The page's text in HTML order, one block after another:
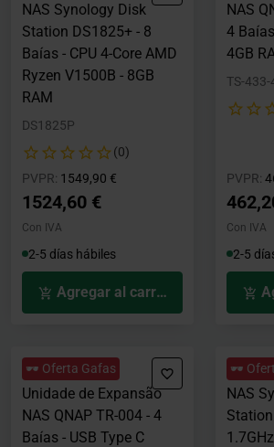
NAS Synology Disk
Station DS1825+ - 8
Baías - CPU 4-Core AMD
Ryzen V1500B - 8GB
RAM
DS1825P
(0)
PVPR: Precio rebajado desde
1549,90 €
1524,60 €
Con IVA
2-5 días hábiles
Agregar al carrito
NAS
4
4GB
TS-433-
PVPR:
Con IVA
2-5
🕶️ Oferta Gafas
Unidade de Expansão
NAS QNAP TR-004 - 4
Baías - USB Type C
🕶️
NAS